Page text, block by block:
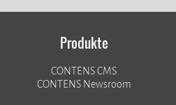
Produkte
CONTENS CMS
CONTENS Newsroom